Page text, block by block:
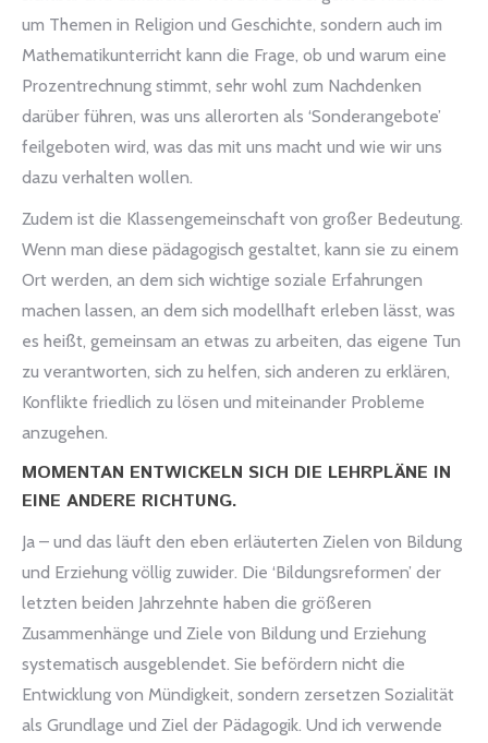
um Themen in Religion und Geschichte, sondern auch im
Mathematikunterricht kann die Frage, ob und warum eine
Prozentrechnung stimmt, sehr wohl zum Nachdenken
darüber führen, was uns allerorten als ‘Sonderangebote’
feilgeboten wird, was das mit uns macht und wie wir uns
dazu verhalten wollen.
Zudem ist die Klassengemeinschaft von großer Bedeutung.
Wenn man diese pädagogisch gestaltet, kann sie zu einem
Ort werden, an dem sich wichtige soziale Erfahrungen
machen lassen, an dem sich modellhaft erleben lässt, was
es heißt, gemeinsam an etwas zu arbeiten, das eigene Tun
zu verantworten, sich zu helfen, sich anderen zu erklären,
Konflikte friedlich zu lösen und miteinander Probleme
anzugehen.
MOMENTAN ENTWICKELN SICH DIE LEHRPLÄNE IN
EINE ANDERE RICHTUNG.
Ja – und das läuft den eben erläuterten Zielen von Bildung
und Erziehung völlig zuwider. Die ‘Bildungsreformen’ der
letzten beiden Jahrzehnte haben die größeren
Zusammenhänge und Ziele von Bildung und Erziehung
systematisch ausgeblendet. Sie befördern nicht die
Entwicklung von Mündigkeit, sondern zersetzen Sozialität
als Grundlage und Ziel der Pädagogik. Und ich verwende